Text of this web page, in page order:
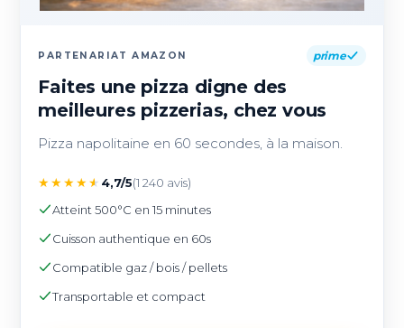
PARTENARIAT AMAZON prime
Faites une pizza digne des
meilleures pizzerias, chez vous
Pizza napolitaine en 60 secondes, à la maison.
★★★★★ 4,7/5(1 240 avis)
Atteint 500°C en 15 minutes
Cuisson authentique en 60s
Compatible gaz / bois / pellets
Transportable et compact